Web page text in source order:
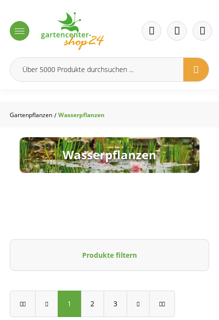
Gartenpflanzen / Wasserpflanzen
Wasserpflanzen
Produkte filtern
1 2 3